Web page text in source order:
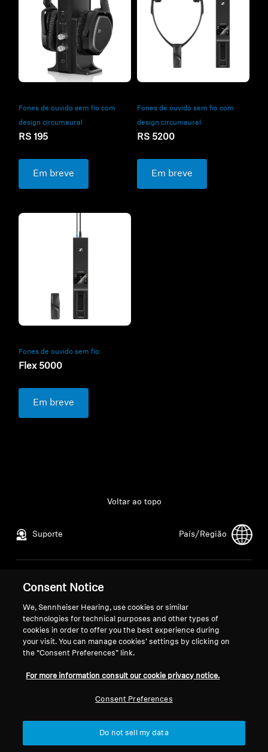
Fones de ouvido sem fio com
design circumaural
RS 195
Em breve
Fones de ouvido sem fio com
design circumaural
RS 5200
Em breve
Fones de ouvido sem fio
Flex 5000
Em breve
Suporte
Voltar ao topo
País/Região
Aviso Legal
Termos e Condições Gerais de
Vendas Online a Consumidores
Política de Divulgação
Coordenada de Vulnerabilidades
Carreira na Sonova
Contatos para a
imprensa
Impressão Configurações de cookies
Consent Notice
We, Sennheiser Hearing, use cookies or similar
technologies for technical purposes and other types of
cookies in order to offer you the best experience during
your visit. You can manage cookies’ settings by clicking on
the “Consent Preferences” link.
For more information consult our cookie privacy notice.
Consent Preferences
Do not sell my data